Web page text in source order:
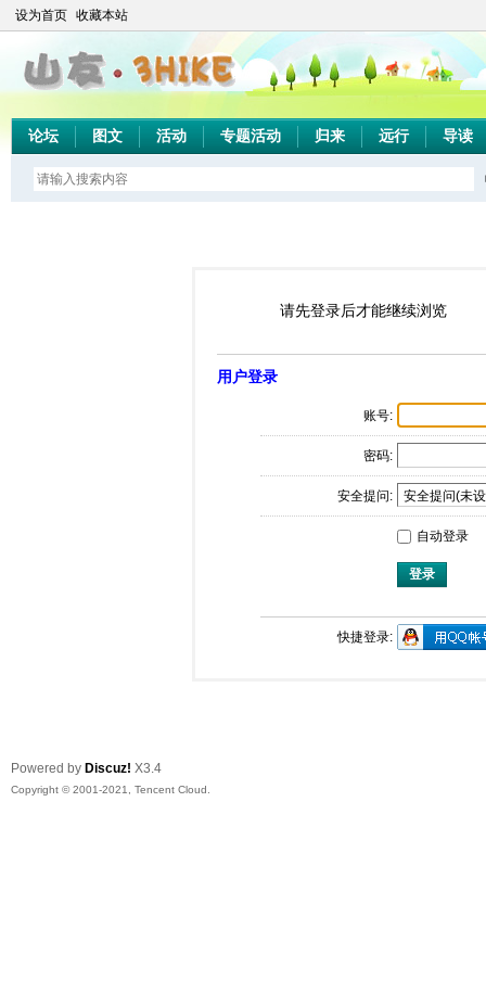
设为首页 收藏本站
论坛 图文 活动 专题活动 归来 远行 导读
请先登录后才能继续浏览
用户登录
账号:
密码:
安全提问:
自动登录
登录
快捷登录:
Powered by Discuz! X3.4
Copyright © 2001-2021, Tencent Cloud.